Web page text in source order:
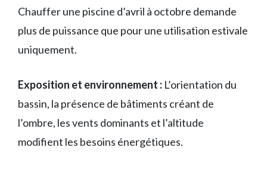
Chauffer une piscine d’avril à octobre demande
plus de puissance que pour une utilisation estivale
uniquement.
Exposition et environnement : L’orientation du
bassin, la présence de bâtiments créant de
l’ombre, les vents dominants et l’altitude
modifient les besoins énergétiques.